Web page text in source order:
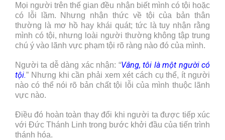
Mọi người trên thế gian đều nhận biết mình có tội hoặc
có lỗi lầm. Nhưng nhận thức về tội của bản thân
thường là mơ hồ hay khái quát; tức là tuy nhận rằng
mình có tội, nhưng loài người thường không tập trung
chú ý vào lãnh vực phạm tội rõ ràng nào đó của mình.
Người ta dễ dàng xác nhận: “Vâng, tôi là một người có
tội.” Nhưng khi cần phải xem xét cách cụ thể, ít người
nào có thể nói rõ bản chất tội lỗi của mình thuộc lãnh
vực nào.
Điều đó hoàn toàn thay đổi khi người ta được tiếp xúc
với Đức Thánh Linh trong bước khởi đầu của tiến trình
thánh hóa.